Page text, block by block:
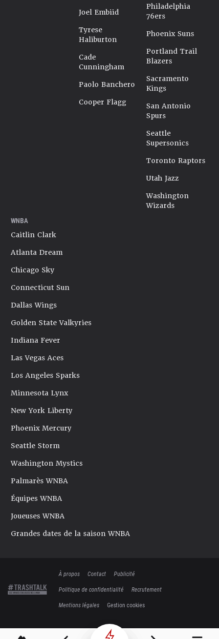
Joel Embiid
Tyrese
Haliburton
Cade
Cunningham
Paolo Banchero
Cooper Flagg
Philadelphia
76ers
Phoenix Suns
Portland Trail
Blazers
Sacramento
Kings
San Antonio
Spurs
Seattle
Supersonics
Toronto Raptors
Utah Jazz
Washington
Wizards
WNBA
Caitlin Clark
Atlanta Dream
Chicago Sky
Connecticut Sun
Dallas Wings
Golden State Valkyries
Indiana Fever
Las Vegas Aces
Los Angeles Sparks
Minnesota Lynx
New York Liberty
Phoenix Mercury
Seattle Storm
Washington Mystics
Palmarès WNBA
Équipes WNBA
Joueuses WNBA
Grandes dates de la saison WNBA
À propos Contact
Publicité
Politique de confidentialité
Recrutement
Mentions légales
Gestion cookies